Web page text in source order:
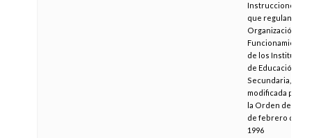
Instrucciones
que regulan la
Organización y
Funcionamiento
de los Institutos
de Educación
Secundaria,
modificada por
la Orden de 29
de febrero de
1996